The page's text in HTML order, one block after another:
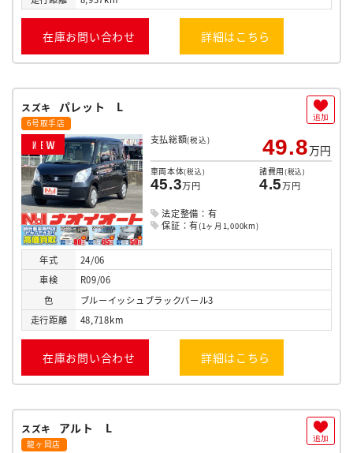
在庫お問い合わせ 詳細はこちら
スズキ パレット L
6号取手店
N E W 支払総額(税込) 49.8万円
車両本体(税込)
45.3万円
諸費用(税込)
4.5万円
法定整備：有
保証：有(1ヶ月1,000km)
年式
24/06
車検
R09/06
色
ブルーイッシュブラックパール3
走行距離 48,718km
在庫お問い合わせ 詳細はこちら
追加
スズキ アルト L
龍ヶ岡店
追加